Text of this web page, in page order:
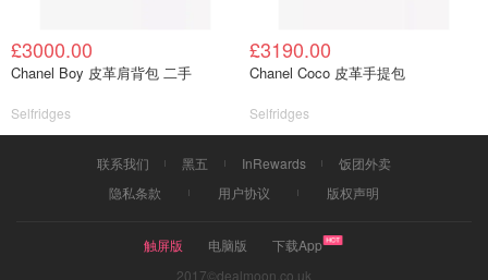
£3000.00
Chanel Boy 皮革肩背包 二手
Selfridges
£3190.00
Chanel Coco 皮革手提包
Selfridges
联系我们 黑五 InRewards
饭团外卖
隐私条款
用户协议 版权声明
触屏版 电脑版
下载App
2017©dealmoon.co.uk